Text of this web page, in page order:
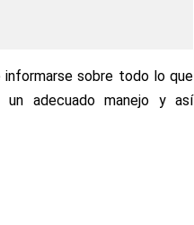
informarse sobre todo lo que
adecuado manejo y así